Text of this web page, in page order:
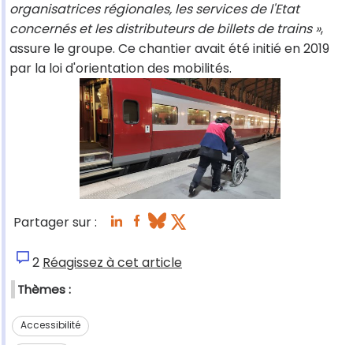
organisatrices régionales, les services de l'Etat
concernés et les distributeurs de billets de trains »,
assure le groupe. Ce chantier avait été initié en 2019
par la loi d'orientation des mobilités.
Partager sur :
2 Réagissez à cet article
Thèmes :
Accessibilité